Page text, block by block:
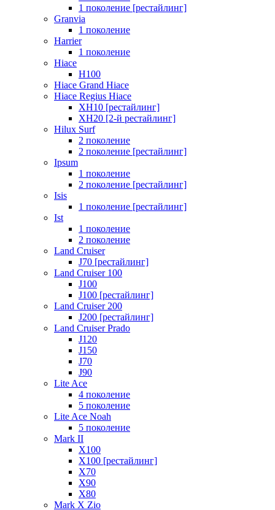
1 поколение [рестайлинг]
Granvia
1 поколение
Harrier
1 поколение
Hiace
H100
Hiace Grand Hiace
Hiace Regius Hiace
XH10 [рестайлинг]
XH20 [2-й рестайлинг]
Hilux Surf
2 поколение
2 поколение [рестайлинг]
Ipsum
1 поколение
2 поколение [рестайлинг]
Isis
1 поколение [рестайлинг]
Ist
1 поколение
2 поколение
Land Cruiser
J70 [рестайлинг]
Land Cruiser 100
J100
J100 [рестайлинг]
Land Cruiser 200
J200 [рестайлинг]
Land Cruiser Prado
J120
J150
J70
J90
Lite Ace
4 поколение
5 поколение
Lite Ace Noah
5 поколение
Mark II
X100
X100 [рестайлинг]
X70
X90
Х80
Mark X Zio